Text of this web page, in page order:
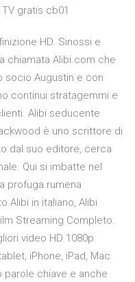
gratis cb01
HD. Sinossi e
chiamata Alibi.com che
socio Augustin e con
continui stratagemmi e
Alibi seducente
è uno scrittore di
dal suo editore, cerca
Qui si imbatte nel
profuga rumena
Alibi in italiano, Alibi
Streaming Completo.
video HD 1080p
iPhone, iPad, Mac
parole chiave e anche